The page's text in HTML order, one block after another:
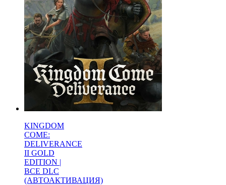
KINGDOM
COME:
DELIVERANCE
II GOLD
EDITION |
ВСЕ DLC
(АВТОАКТИВАЦИЯ)